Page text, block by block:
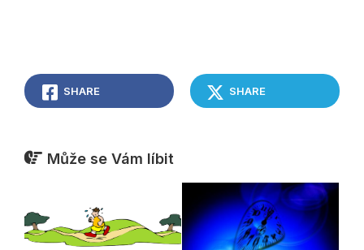
SHARE SHARE
Může se Vám líbit